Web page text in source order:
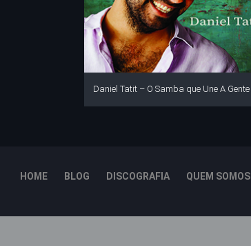
Daniel Tatit – O Samba que Une A Gente
HOME BLOG DISCOGRAFIA QUEM SOMOS